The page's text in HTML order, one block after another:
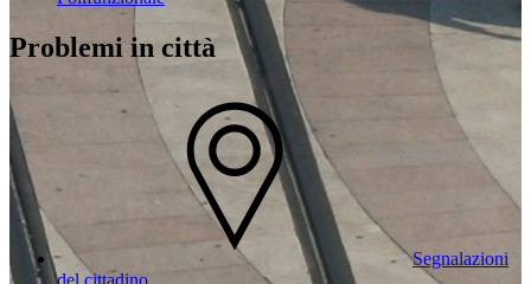
Problemi in città
Segnalazioni
del cittadino